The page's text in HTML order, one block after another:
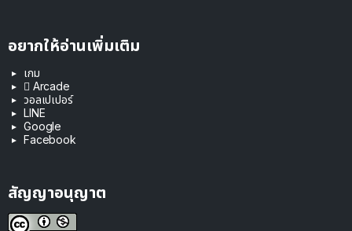
อยากให้อ่านเพิ่มเติม
เกม
 Arcade
วอลเปเปอร์
LINE
Google
Facebook
สัญญาอนุญาต